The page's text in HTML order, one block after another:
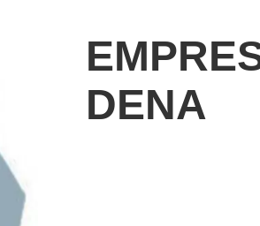
DENA